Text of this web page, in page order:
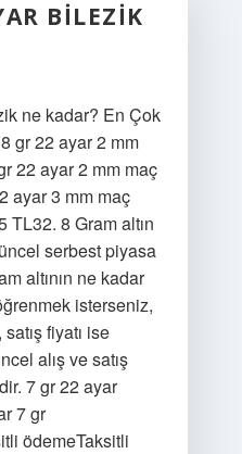
BILEZIK
ne kadar? En Çok
8 gr 22 ayar 2 mm
22 ayar 2 mm maç
ayar 3 mm maç
TL32. 8 Gram altın
serbest piyasa
altının ne kadar
isterseniz,
fiyatı ise
alış ve satış
7 gr 22 ayar
7 gr
ödemeTaksitli